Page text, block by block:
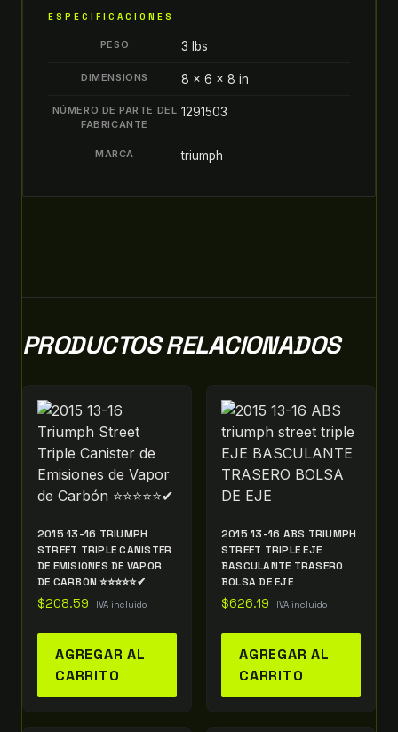
funcional
ESPECIFICACIONES
PESO 3 lbs
DIMENSIONS 8 × 6 × 8 in
NÚMERO DE PARTE DEL
FABRICANTE
1291503
MARCA triumph
PRODUCTOS RELACIONADOS
2015 13-16 TRIUMPH
STREET TRIPLE CANISTER
DE EMISIONES DE VAPOR
DE CARBÓN ⭐⭐⭐⭐⭐✔
$208.59 IVA incluido
AGREGAR AL
CARRITO
2015 13-16 ABS TRIUMPH
STREET TRIPLE EJE
BASCULANTE TRASERO
BOLSA DE EJE
$626.19 IVA incluido
AGREGAR AL
CARRITO